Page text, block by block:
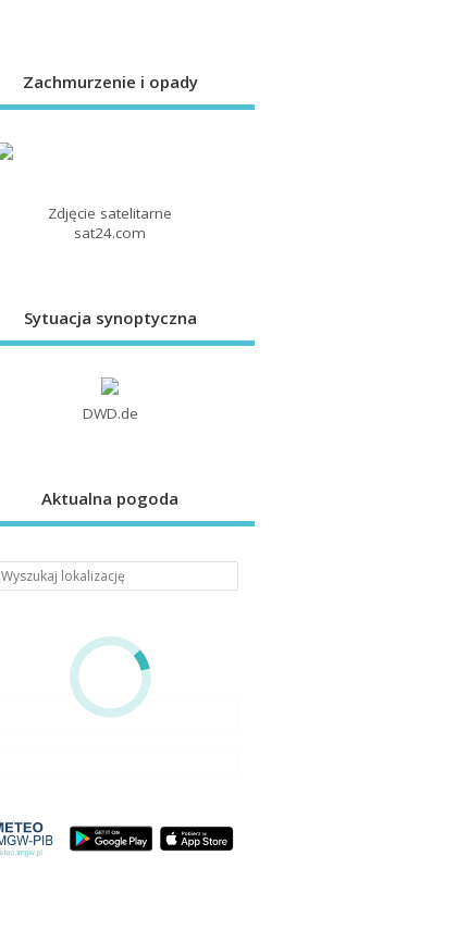
Zachmurzenie i opady
Zdjęcie satelitarne
sat24.com
Sytuacja synoptyczna
DWD.de
Aktualna pogoda